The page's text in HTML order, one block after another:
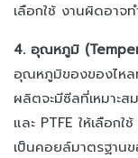
เลือกใช้ งานผิดอาจ
4. อุณหภูมิ
อุณหภูมิของของไหล
ผลิตจะมีซีลที่เหมาะ
และ PTFE ให้เลือก
เป็นคอยล์มาตรฐาน